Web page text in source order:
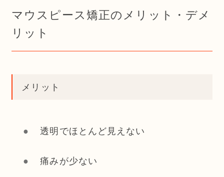
マウスピース矯正のメリット・デメ
リット
メリット
透明でほとんど見えない
痛みが少ない